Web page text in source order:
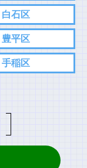
白石区
豊平区
手稲区